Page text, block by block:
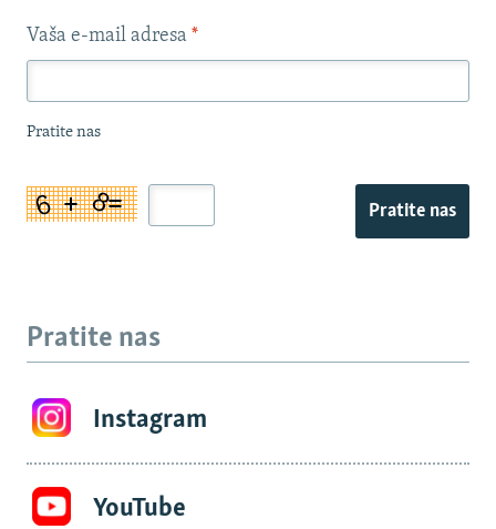
Vaša e-mail adresa *
Pratite nas
Pratite nas
Pratite nas
Instagram
YouTube